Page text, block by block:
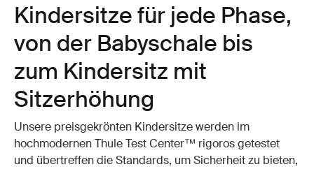
Kindersitze für jede Phase,
von der Babyschale bis
zum Kindersitz mit
Sitzerhöhung
Unsere preisgekrönten Kindersitze werden im
hochmodernen Thule Test Center™ rigoros getestet
und übertreffen die Standards, um Sicherheit zu bieten,